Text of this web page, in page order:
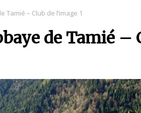
Garmin Epix 2, la meilleure montre pour
chaussures de running Altra Rivera 2
La randonnée, une pratique qui peut s’avérer
Tamié – Club de l’image 1
de Tamié –